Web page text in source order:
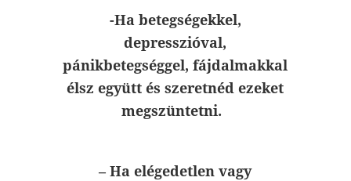
-Ha betegségekkel,
depresszióval,
pánikbetegséggel, fájdalmakkal
élsz együtt és szeretnéd ezeket
megszüntetni.
– Ha elégedetlen vagy